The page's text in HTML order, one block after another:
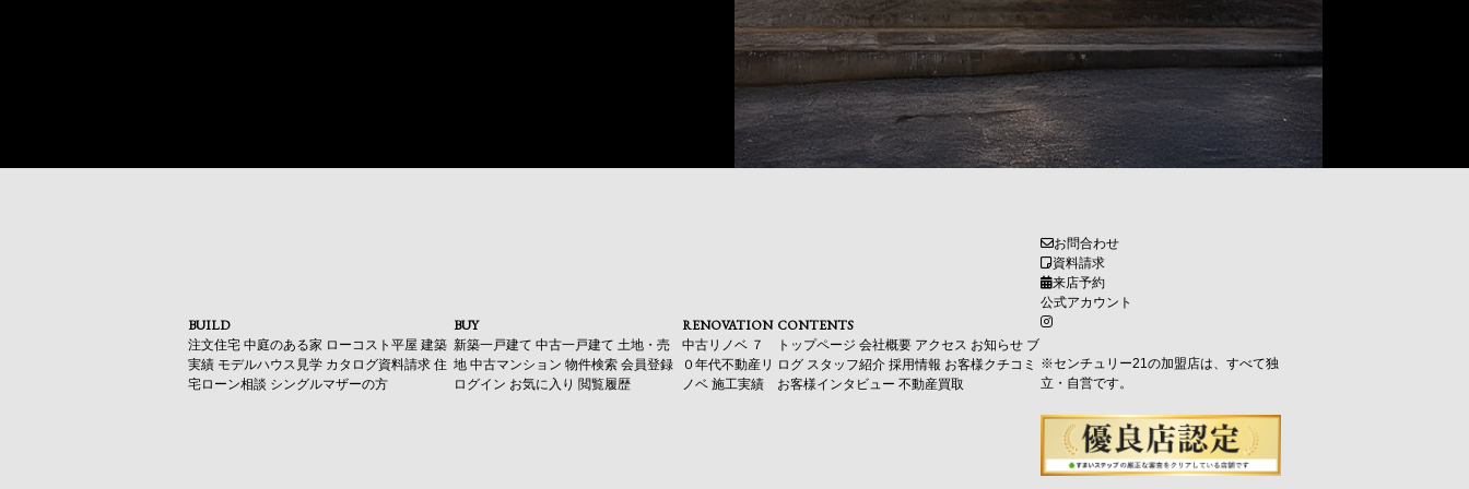
BUILD
注文住宅 中庭のある家 ローコスト平屋 建築
実績 モデルハウス見学 カタログ資料請求 住
宅ローン相談 シングルマザーの方
BUY
新築一戸建て 中古一戸建て 土地・売
地 中古マンション 物件検索 会員登録
ログイン お気に入り 閲覧履歴
RENOVATION
中古リノベ ７
０年代不動産リ
ノベ 施工実績
CONTENTS
トップページ 会社概要 アクセス お知らせ ブ
ログ スタッフ紹介 採用情報 お客様クチコミ
お客様インタビュー 不動産買取
お問合わせ
資料請求
来店予約
公式アカウント
※センチュリー21の加盟店は、すべて独
立・自営です。